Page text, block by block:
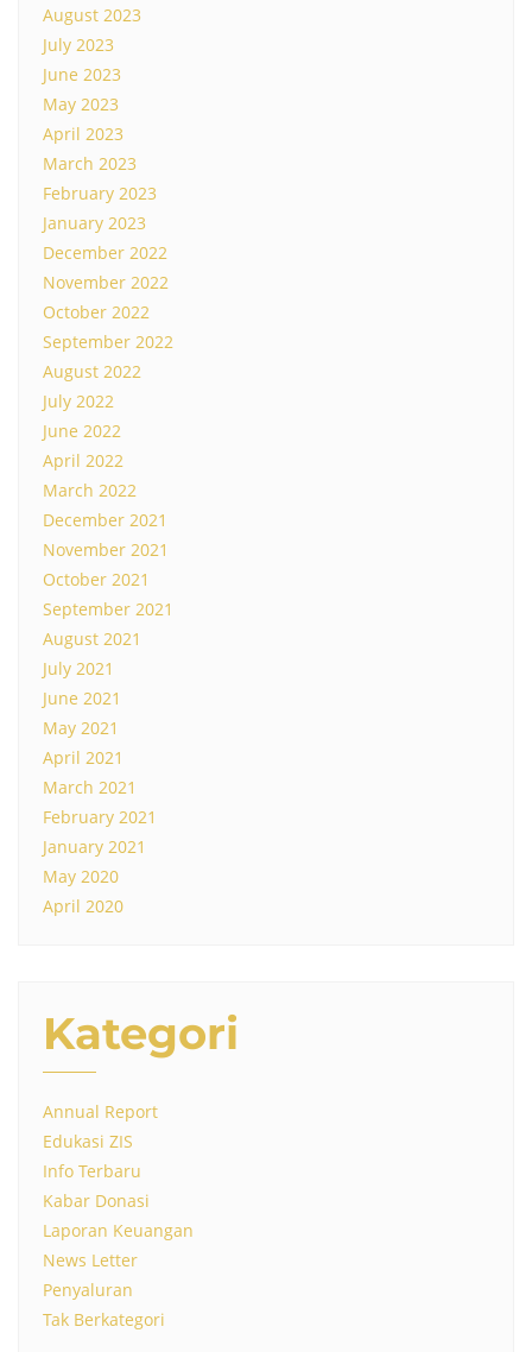
August 2023
July 2023
June 2023
May 2023
April 2023
March 2023
February 2023
January 2023
December 2022
November 2022
October 2022
September 2022
August 2022
July 2022
June 2022
April 2022
March 2022
December 2021
November 2021
October 2021
September 2021
August 2021
July 2021
June 2021
May 2021
April 2021
March 2021
February 2021
January 2021
May 2020
April 2020
Kategori
Annual Report
Edukasi ZIS
Info Terbaru
Kabar Donasi
Laporan Keuangan
News Letter
Penyaluran
Tak Berkategori